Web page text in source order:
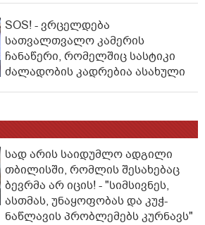
SOS! - ვრცელდება
სათვალთვალო კამერის
ჩანაწერი, რომელშიც სასტიკი
ძალადობის კადრებია ასახული
სად არის საიდუმლო ადგილი
თბილისში, რომლის შესახებაც
ბევრმა არ იცის! - "სიმსივნეს,
ასთმას, უნაყოფობას და კუჭ-
ნაწლავის პრობლემებს კურნავს"